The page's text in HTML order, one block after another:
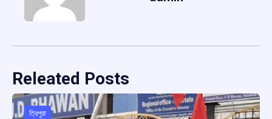
Releated Posts
ত্রিপুরা